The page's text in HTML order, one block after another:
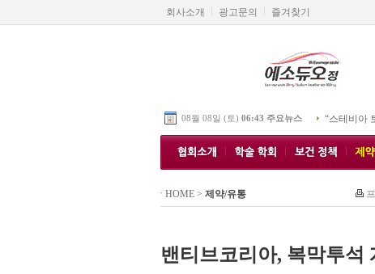
회사소개 광고문의 즐겨찾기
08월 08일 (토) 06:43 주요뉴스 “스테비아
HOME> 제약/유통
밴티브코리아, 복막투석